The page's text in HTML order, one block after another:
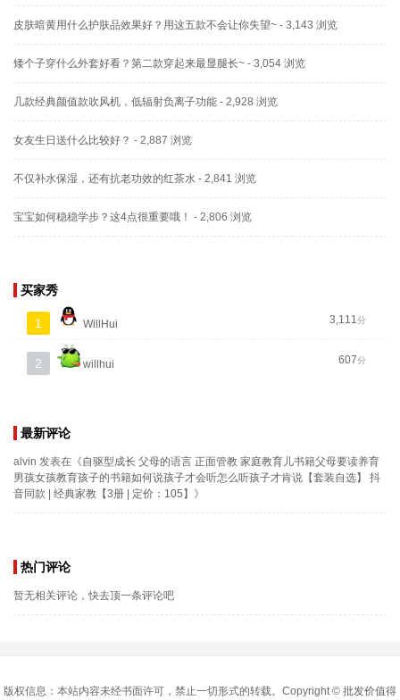
皮肤暗黄用什么护肤品效果好？用这五款不会让你失望~ - 3,143 浏览
矮个子穿什么外套好看？第二款穿起来最显腿长~ - 3,054 浏览
几款经典颜值款吹风机，低辐射负离子功能 - 2,928 浏览
女友生日送什么比较好？ - 2,887 浏览
不仅补水保湿，还有抗老功效的红茶水 - 2,841 浏览
宝宝如何稳稳学步？这4点很重要哦！ - 2,806 浏览
买家秀
1 WillHui 3,111分
2 willhui 607分
最新评论
alvin 发表在《自驱型成长 父母的语言 正面管教 家庭教育儿书籍父母要读养育
男孩女孩教育孩子的书籍如何说孩子才会听怎么听孩子才肯说【套装自选】 抖
音同款 | 经典家教【3册 | 定价：105】 》
热门评论
暂无相关评论，快去顶一条评论吧
版权信息：本站内容未经书面许可，禁止一切形式的转载。Copyright © 批发价值得